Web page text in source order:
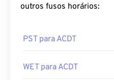
outros fusos horários:
PST para ACDT
WET para ACDT